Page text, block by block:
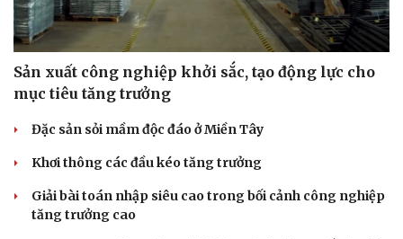
Sản xuất công nghiệp khởi sắc, tạo động lực cho
mục tiêu tăng trưởng
Đặc sản sỏi mầm độc đáo ở Miền Tây
Khơi thông các đầu kéo tăng trưởng
Giải bài toán nhập siêu cao trong bối cảnh công nghiệp
tăng trưởng cao